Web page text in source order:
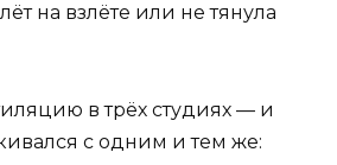
на взлёте или не тянула
в трёх студиях — и
с одним и тем же: